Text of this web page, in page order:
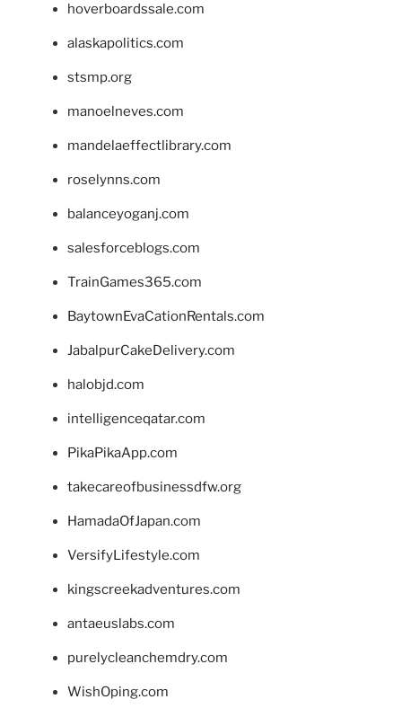
hoverboardssale.com
alaskapolitics.com
stsmp.org
manoelneves.com
mandelaeffectlibrary.com
roselynns.com
balanceyoganj.com
salesforceblogs.com
TrainGames365.com
BaytownEvaCationRentals.com
JabalpurCakeDelivery.com
halobjd.com
intelligenceqatar.com
PikaPikaApp.com
takecareofbusinessdfw.org
HamadaOfJapan.com
VersifyLifestyle.com
kingscreekadventures.com
antaeuslabs.com
purelycleanchemdry.com
WishOping.com